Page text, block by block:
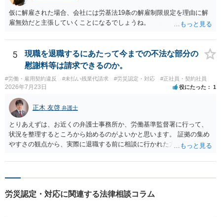
災での第三者行為傷害（同僚の不注意等による事故）の場合は、当該
第三者の賠償責任も考えられます。 労災で支払われた分は、損害額か
ら控除（損益相殺）されますが、それを超えた部分は、会社もしく
が・・・）。極めて専門的な話ですので、詳細もしくは対応を最寄り
の弁護士にご相談ください。 以上、ご参考まで。
仮に解雇された場合、会社には労基法19条の解雇制限規定を理由に解
雇無効だと主張していくことになるでしょうね。
5
現職を退職するにあたって今までの不法な部分の
慰謝料等は請求できるのか。
#労働・雇用契約違反 #未払い残業代請求 #労災認定・対応 #正社員・契約社員
2026年7月23日 役にたった 1
正木 友啓 弁護士
とりあえずは、お近くの弁護士事務所か、労働基準監督署に行って、
状況を整理するところから始めるのがよいかと思います。 証拠の集め
やすさの観点から、実際に退職する前に相談に行かれた方がよいかと
労災認定・対応に関連する法律相談コラム